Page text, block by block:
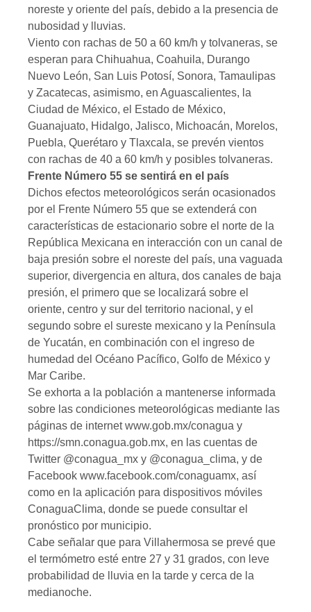
noreste y oriente del país, debido a la presencia de
nubosidad y lluvias.
Viento con rachas de 50 a 60 km/h y tolvaneras, se
esperan para Chihuahua, Coahuila, Durango
Nuevo León, San Luis Potosí, Sonora, Tamaulipas
y Zacatecas, asimismo, en Aguascalientes, la
Ciudad de México, el Estado de México,
Guanajuato, Hidalgo, Jalisco, Michoacán, Morelos,
Puebla, Querétaro y Tlaxcala, se prevén vientos
con rachas de 40 a 60 km/h y posibles tolvaneras.
Frente Número 55 se sentirá en el país
Dichos efectos meteorológicos serán ocasionados
por el Frente Número 55 que se extenderá con
características de estacionario sobre el norte de la
República Mexicana en interacción con un canal de
baja presión sobre el noreste del país, una vaguada
superior, divergencia en altura, dos canales de baja
presión, el primero que se localizará sobre el
oriente, centro y sur del territorio nacional, y el
segundo sobre el sureste mexicano y la Península
de Yucatán, en combinación con el ingreso de
humedad del Océano Pacífico, Golfo de México y
Mar Caribe.
Se exhorta a la población a mantenerse informada
sobre las condiciones meteorológicas mediante las
páginas de internet www.gob.mx/conagua y
https://smn.conagua.gob.mx, en las cuentas de
Twitter @conagua_mx y @conagua_clima, y de
Facebook www.facebook.com/conaguamx, así
como en la aplicación para dispositivos móviles
ConaguaClima, donde se puede consultar el
pronóstico por municipio.
Cabe señalar que para Villahermosa se prevé que
el termómetro esté entre 27 y 31 grados, con leve
probabilidad de lluvia en la tarde y cerca de la
medianoche.